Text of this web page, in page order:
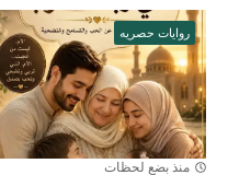
روايات حصريه
منذ بضع لحظات